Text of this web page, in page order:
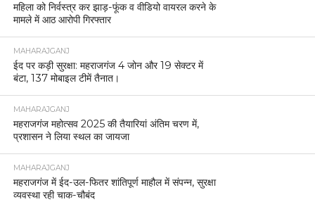
महिला को निर्वस्त्र कर झाड़-फूंक व वीडियो वायरल करने के
मामले में आठ आरोपी गिरफ्तार
MAHARAJGANJ
ईद पर कड़ी सुरक्षा: महराजगंज 4 जोन और 19 सेक्टर में
बंटा, 137 मोबाइल टीमें तैनात।
MAHARAJGANJ
महराजगंज महोत्सव 2025 की तैयारियां अंतिम चरण में,
प्रशासन ने लिया स्थल का जायजा
MAHARAJGANJ
महराजगंज में ईद-उल-फितर शांतिपूर्ण माहौल में संपन्न, सुरक्षा
व्यवस्था रही चाक-चौबंद